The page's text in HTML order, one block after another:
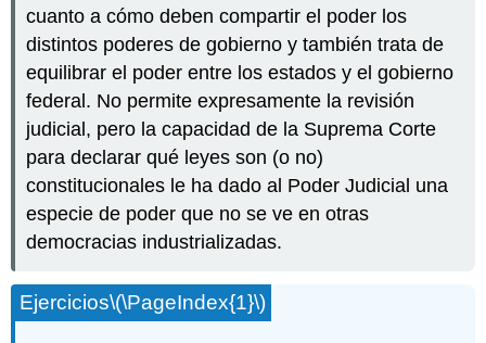
cuanto a cómo deben compartir el poder los
distintos poderes de gobierno y también trata de
equilibrar el poder entre los estados y el gobierno
federal. No permite expresamente la revisión
judicial, pero la capacidad de la Suprema Corte
para declarar qué leyes son (o no)
constitucionales le ha dado al Poder Judicial una
especie de poder que no se ve en otras
democracias industrializadas.
Ejercicios\(\PageIndex{1}\)